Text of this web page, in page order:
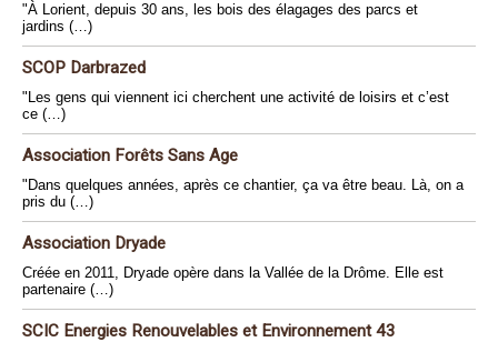
"À Lorient, depuis 30 ans, les bois des élagages des parcs et
jardins (…)
SCOP Darbrazed
"Les gens qui viennent ici cherchent une activité de loisirs et c’est
ce (…)
Association Forêts Sans Age
"Dans quelques années, après ce chantier, ça va être beau. Là, on a
pris du (…)
Association Dryade
Créée en 2011, Dryade opère dans la Vallée de la Drôme. Elle est
partenaire (…)
SCIC Energies Renouvelables et Environnement 43